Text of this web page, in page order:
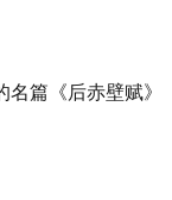
篇《后赤壁赋》